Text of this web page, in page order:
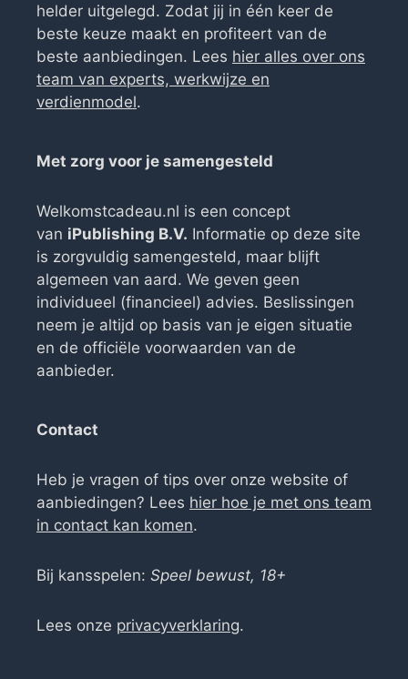
helder uitgelegd. Zodat jij in één keer de
beste keuze maakt en profiteert van de
beste aanbiedingen. Lees hier alles over ons
team van experts, werkwijze en
verdienmodel.
Met zorg voor je samengesteld
Welkomstcadeau.nl is een concept
van iPublishing B.V. Informatie op deze site
is zorgvuldig samengesteld, maar blijft
algemeen van aard. We geven geen
individueel (financieel) advies. Beslissingen
neem je altijd op basis van je eigen situatie
en de officiële voorwaarden van de
aanbieder.
Contact
Heb je vragen of tips over onze website of
aanbiedingen? Lees hier hoe je met ons team
in contact kan komen.
Bij kansspelen: Speel bewust, 18+
Lees onze privacyverklaring.